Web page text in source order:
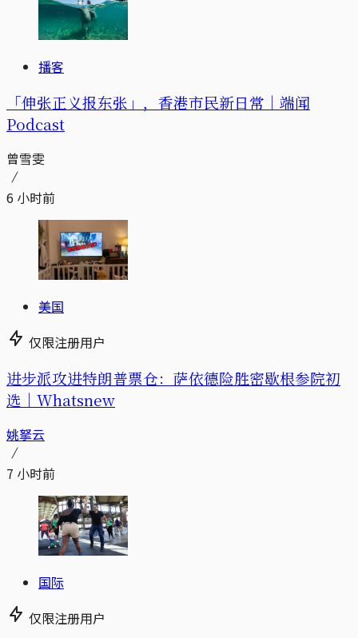
播客
「伸张正义报东张」，香港市民新日常｜端闻
Podcast
曾雪雯
6 小时前
美国
仅限注册用户
进步派攻进特朗普票仓：萨依德险胜密歇根参院初
选｜Whatsnew
姚拏云
7 小时前
国际
仅限注册用户